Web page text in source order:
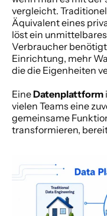
vergleicht.
Äquivalent eines
löst ein
Verbraucher
Einrichtung, mehr
die die Eigenheiten
Eine Datenplattform
vielen Teams eine
gemeinsame
transformieren,